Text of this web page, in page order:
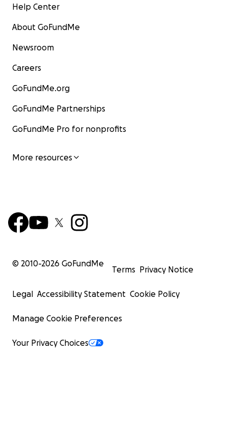
Help Center
About GoFundMe
Newsroom
Careers
GoFundMe.org
GoFundMe Partnerships
GoFundMe Pro for nonprofits
More resources
© 2010-2026 GoFundMe
Terms Privacy Notice
Legal Accessibility Statement Cookie Policy
Manage Cookie Preferences
Your Privacy Choices